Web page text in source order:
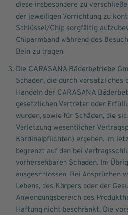
diese insbesondere zu
der jeweiligen Vorrichtung zu
Schlüssel/Chip sorgfältig
Chiparmband während des
Bein zu tragen.
Die CARASANA Bäderbetriebe
Schäden, die durch vorsätzliches
Handeln der CARASANA
gesetzlichen Vertreter oder
wurden, sowie für Schäden, die
Verletzung wesentlicher
Kardinalpflichten) ergeben. Im
begrenzt auf den bei
vorhersehbaren Schaden. Im
ausgeschlossen. Bei Ansprüchen
Lebens, des Körpers oder der
Anwendungsbereich des
Haftung nicht beschränkt. Die